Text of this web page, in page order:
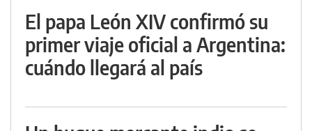
El papa León XIV confirmó su
primer viaje oficial a Argentina:
cuándo llegará al país